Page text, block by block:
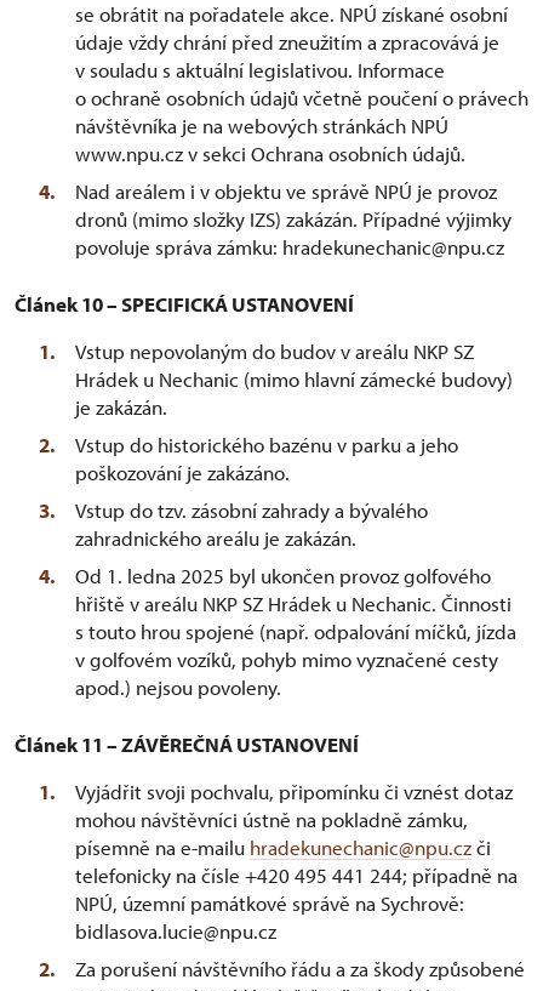
se obrátit na pořadatele akce. NPÚ získané osobní
údaje vždy chrání před zneužitím a zpracovává je
v souladu s aktuální legislativou. Informace
o ochraně osobních údajů včetně poučení o právech
návštěvníka je na webových stránkách NPÚ
www.npu.cz v sekci Ochrana osobních údajů.
Nad areálem i v objektu ve správě NPÚ je provoz
dronů (mimo složky IZS) zakázán. Případné výjimky
povoluje správa zámku: hradekunechanic@npu.cz
Článek 10 – SPECIFICKÁ USTANOVENÍ
Vstup nepovolaným do budov v areálu NKP SZ
Hrádek u Nechanic (mimo hlavní zámecké budovy)
je zakázán.
Vstup do historického bazénu v parku a jeho
poškozování je zakázáno.
Vstup do tzv. zásobní zahrady a bývalého
zahradnického areálu je zakázán.
Od 1. ledna 2025 byl ukončen provoz golfového
hřiště v areálu NKP SZ Hrádek u Nechanic. Činnosti
s touto hrou spojené (např. odpalování míčků, jízda
v golfovém vozíků, pohyb mimo vyznačené cesty
apod.) nejsou povoleny.
Článek 11 – ZÁVĚREČNÁ USTANOVENÍ
Vyjádřit svoji pochvalu, připomínku či vznést dotaz
mohou návštěvníci ústně na pokladně zámku,
písemně na e-mailu hradekunechanic@npu.czči
telefonicky na čísle +420 495 441 244; případně na
NPÚ, územní památkové správě na Sychrově:
bidlasova.lucie@npu.cz
Za porušení návštěvního řádu a za škody způsobené